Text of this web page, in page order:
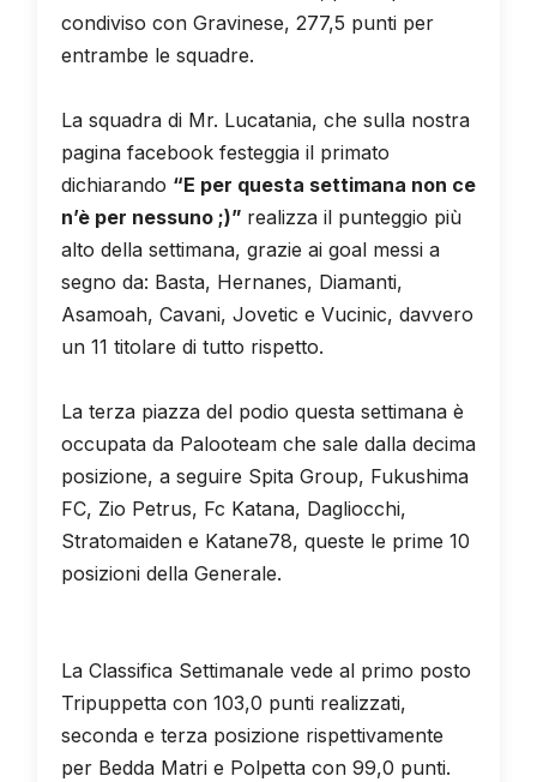
condiviso con Gravinese, 277,5 punti per
entrambe le squadre.
La squadra di Mr. Lucatania, che sulla nostra
pagina facebook festeggia il primato
dichiarando “E per questa settimana non ce
n’è per nessuno ;)” realizza il punteggio più
alto della settimana, grazie ai goal messi a
segno da: Basta, Hernanes, Diamanti,
Asamoah, Cavani, Jovetic e Vucinic, davvero
un 11 titolare di tutto rispetto.
La terza piazza del podio questa settimana è
occupata da Palooteam che sale dalla decima
posizione, a seguire Spita Group, Fukushima
FC, Zio Petrus, Fc Katana, Dagliocchi,
Stratomaiden e Katane78, queste le prime 10
posizioni della Generale.
La Classifica Settimanale vede al primo posto
Tripuppetta con 103,0 punti realizzati,
seconda e terza posizione rispettivamente
per Bedda Matri e Polpetta con 99,0 punti.